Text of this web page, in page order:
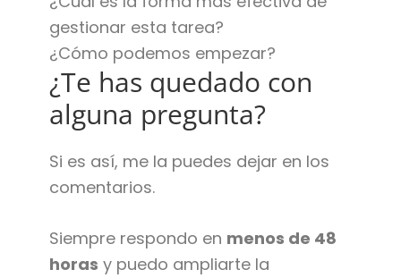
gestionar esta tarea?
¿Cómo podemos empezar?
¿Te has quedado con
alguna pregunta?
Si es así, me la puedes dejar en los
comentarios.
Siempre respondo en menos de 48
horas y puedo ampliarte la